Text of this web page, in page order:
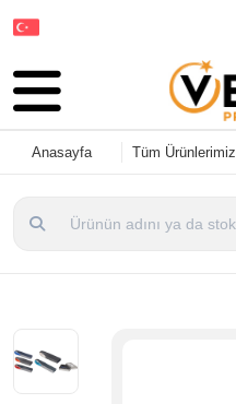
Anasayfa Tüm Ürünlerimiz